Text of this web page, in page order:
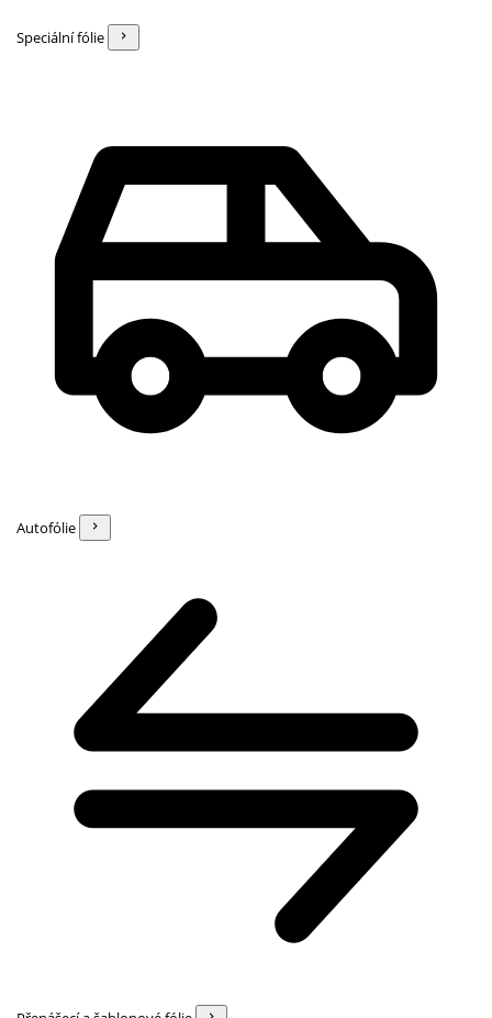
Speciální fólie
Autofólie